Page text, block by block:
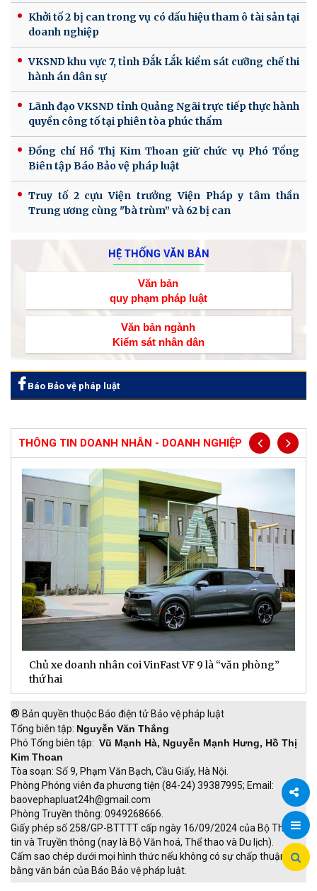
Chia
Khởi tố 2 bị can trong vụ có dấu hiệu tham ô tài sản tại
doanh nghiệp
VKSND khu vực 7, tỉnh Đắk Lắk kiểm sát cưỡng chế thi
hành án dân sự
Lãnh đạo VKSND tỉnh Quảng Ngãi trực tiếp thực hành
quyền công tố tại phiên tòa phúc thẩm
Đồng chí Hồ Thị Kim Thoan giữ chức vụ Phó Tổng
Biên tập Báo Bảo vệ pháp luật
Truy tố 2 cựu Viện trưởng Viện Pháp y tâm thần
Trung ương cùng "bà trùm” và 62 bị can
HỆ THỐNG VĂN BẢN
Văn bản
quy phạm pháp luật
Văn bản ngành
Kiểm sát nhân dân
Báo Bảo vệ pháp luật
THÔNG TIN DOANH NHÂN - DOANH NGHIỆP
Chủ xe doanh nhân coi VinFast VF 9 là “văn phòng”
thứ hai
® Bản quyền thuộc Báo điện tử Bảo vệ pháp luật
Tổng biên tập: Nguyễn Văn Thắng
Phó Tổng biên tập: Vũ Mạnh Hà, Nguyễn Mạnh Hưng, Hồ Thị
Kim Thoan
Tòa soạn: Số 9, Phạm Văn Bạch, Cầu Giấy, Hà Nội.
Phòng Phóng viên đa phương tiện (84-24) 39387995; Email:
baovephapluat24h@gmail.com
Phòng Truyền thông: 0949268666.
Giấy phép số 258/GP-BTTTT cấp ngày 16/09/2024 của Bộ Thông
tin và Truyền thông (nay là Bộ Văn hoá, Thể thao và Du lịch).
Cấm sao chép dưới mọi hình thức nếu không có sự chấp thuận
bằng văn bản của Báo Bảo vệ pháp luật.